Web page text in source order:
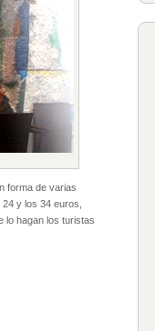
forma de varias
y los 34 euros,
lo hagan los turistas